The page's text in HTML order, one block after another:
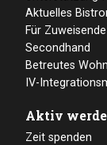
Geld spenden
Arche Zürich
Über uns
Vorstand &
Offene Stellen
Für Medien